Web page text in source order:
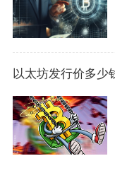
以太坊发行价多少